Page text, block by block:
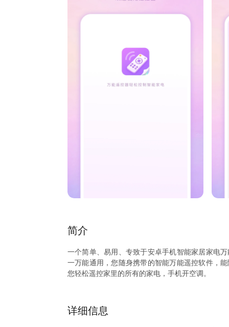
简介
一个简单、易用、专致于安卓手机智能家居家电
一万能通用，您随身携带的智能万能遥控软件，
您轻松遥控家里的所有的家电，手机开空调。
详细信息